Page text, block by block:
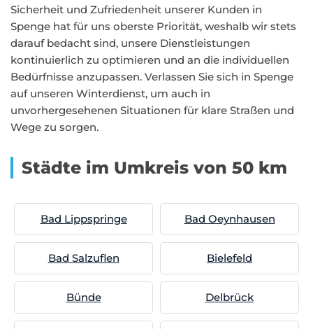
Sicherheit und Zufriedenheit unserer Kunden in
Spenge hat für uns oberste Priorität, weshalb wir stets
darauf bedacht sind, unsere Dienstleistungen
kontinuierlich zu optimieren und an die individuellen
Bedürfnisse anzupassen. Verlassen Sie sich in Spenge
auf unseren Winterdienst, um auch in
unvorhergesehenen Situationen für klare Straßen und
Wege zu sorgen.
Städte im Umkreis von 50 km
Bad Lippspringe Bad Oeynhausen
Bad Salzuflen Bielefeld
Bünde Delbrück